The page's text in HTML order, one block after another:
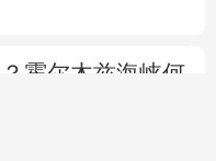
霍尔木兹海峡何